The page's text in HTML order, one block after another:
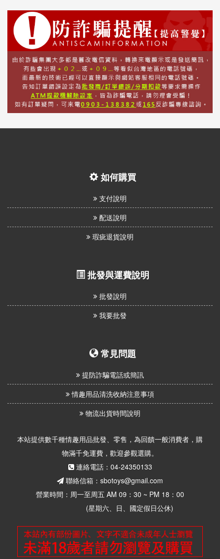
如何購買
支付說明
配送說明
瑕疵退貨說明
批發與運費說明
批發說明
我要批發
常見問題
提防詐騙電話或簡訊
情趣用品清洗收納注意事項
物流出貨時間說明
本站提供數千種情趣用品批發、零售，為回饋一般消費者，購
物滿千免運費，歡迎參觀選購。
連絡電話：04-24350133
聯絡信箱：sbotoys@gmail.com
營業時間：周一至周五 AM 09：30 ~ PM 18：00
(星期六、日、國定假日公休)